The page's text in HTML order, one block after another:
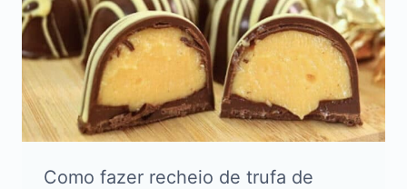
Como fazer recheio de trufa de